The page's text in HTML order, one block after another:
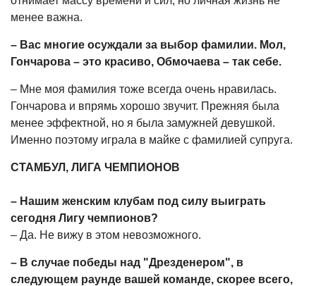
менее важна.
– Вас многие осуждали за выбор фамилии. Мол,
Гончарова – это красиво, Обмочаева – так себе.
– Мне моя фамилия тоже всегда очень нравилась.
Гончарова и впрямь хорошо звучит. Прежняя была
менее эффектной, но я была замужней девушкой.
Именно поэтому играла в майке с фамилией супруга.
СТАМБУЛ, ЛИГА ЧЕМПИОНОВ
– Нашим женским клубам под силу выиграть
сегодня Лигу чемпионов?
– Да. Не вижу в этом невозможного.
– В случае победы над "Дрезденером", в
следующем раунде вашей команде, скорее всего,